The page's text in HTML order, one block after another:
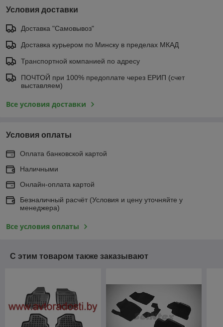
Условия доставки
Доставка "Самовывоз"
Доставка курьером по Минску в пределах МКАД
Транспортной компанией по адресу
ПОЧТОЙ при 100% предоплате через ЕРИП (счет
выставляем)
Все условия доставки
Условия оплаты
Оплата банковской картой
Наличными
Онлайн-оплата картой
Безналичный расчёт (Условия и цену уточняйте у
менеджера)
Все условия оплаты
С этим товаром также заказывают